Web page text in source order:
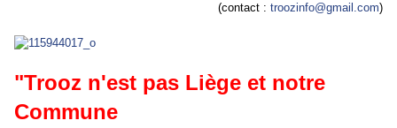
(contact : troozinfo@gmail.com)
"Trooz n'est pas Liège et notre
Commune